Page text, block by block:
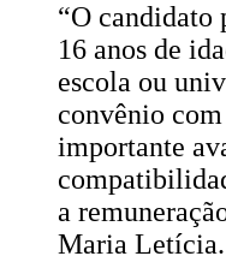
“O candidato
16 anos de
escola ou
convênio
importante
a
Maria Letícia.